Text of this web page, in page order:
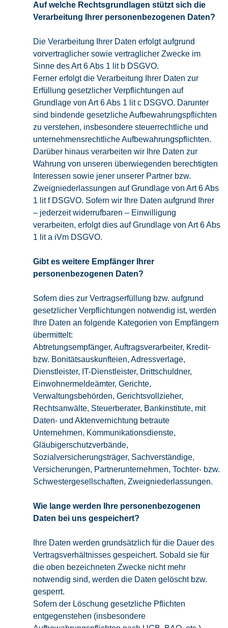
Auf welche Rechtsgrundlagen stützt sich die
Verarbeitung Ihrer personenbezogenen Daten?
Die Verarbeitung Ihrer Daten erfolgt aufgrund
vorvertraglicher sowie vertraglicher Zwecke im
Sinne des Art 6 Abs 1 lit b DSGVO.
Ferner erfolgt die Verarbeitung Ihrer Daten zur
Erfüllung gesetzlicher Verpflichtungen auf
Grundlage von Art 6 Abs 1 lit c DSGVO. Darunter
sind bindende gesetzliche Aufbewahrungspflichten
zu verstehen, insbesondere steuerrechtliche und
unternehmensrechtliche Aufbewahrungspflichten.
Darüber hinaus verarbeiten wir Ihre Daten zur
Wahrung von unseren überwiegenden berechtigten
Interessen sowie jener unserer Partner bzw.
Zweigniederlassungen auf Grundlage von Art 6 Abs
1 lit f DSGVO. Sofern wir Ihre Daten aufgrund Ihrer
– jederzeit widerrufbaren – Einwilligung
verarbeiten, erfolgt dies auf Grundlage von Art 6 Abs
1 lit a iVm DSGVO.
Gibt es weitere Empfänger Ihrer
personenbezogenen Daten?
Sofern dies zur Vertragserfüllung bzw. aufgrund
gesetzlicher Verpflichtungen notwendig ist, werden
Ihre Daten an folgende Kategorien von Empfängern
übermittelt:
Abtretungsempfänger, Auftragsverarbeiter, Kredit-
bzw. Bonitätsauskunfteien, Adressverlage,
Dienstleister, IT-Dienstleister, Drittschuldner,
Einwohnermeldeämter, Gerichte,
Verwaltungsbehörden, Gerichtsvollzieher,
Rechtsanwälte, Steuerberater, Bankinstitute, mit
Daten- und Aktenvernichtung betraute
Unternehmen, Kommunikationsdienste,
Gläubigerschutzverbände,
Sozialversicherungsträger, Sachverständige,
Versicherungen, Partnerunternehmen, Tochter- bzw.
Schwestergesellschaften, Zweigniederlassungen.
Wie lange werden Ihre personenbezogenen
Daten bei uns gespeichert?
Ihre Daten werden grundsätzlich für die Dauer des
Vertragsverhältnisses gespeichert. Sobald sie für
die oben bezeichneten Zwecke nicht mehr
notwendig sind, werden die Daten gelöscht bzw.
gesperrt.
Sofern der Löschung gesetzliche Pflichten
entgegenstehen (insbesondere